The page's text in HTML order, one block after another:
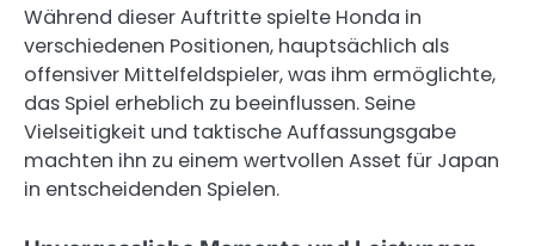
Während dieser Auftritte spielte Honda in
verschiedenen Positionen, hauptsächlich als
offensiver Mittelfeldspieler, was ihm ermöglichte,
das Spiel erheblich zu beeinflussen. Seine
Vielseitigkeit und taktische Auffassungsgabe
machten ihn zu einem wertvollen Asset für Japan
in entscheidenden Spielen.